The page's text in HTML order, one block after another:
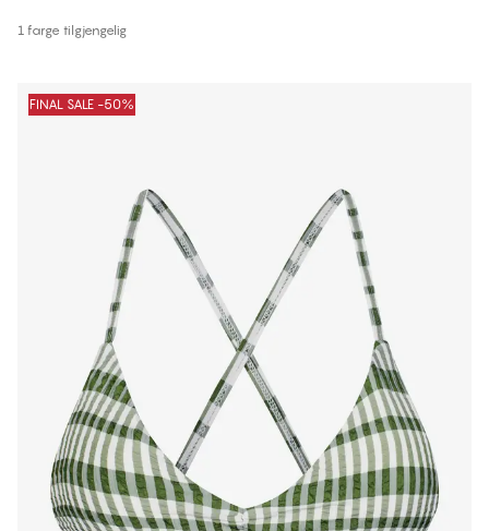
1 farge tilgjengelig
FINAL SALE -50%